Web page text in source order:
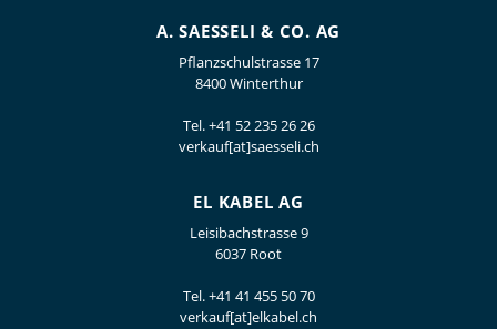
A. SAESSELI & CO. AG
Pflanzschulstrasse 17
8400 Winterthur
Tel.+41 52 235 26 26
verkauf[at]saesseli.ch
EL KABEL AG
Leisibachstrasse 9
6037 Root
Tel.+41 41 455 50 70
verkauf[at]elkabel.ch